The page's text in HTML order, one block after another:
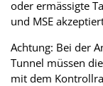
oder ermässigte
und MSE
Achtung: Bei der
Tunnel müssen
mit dem